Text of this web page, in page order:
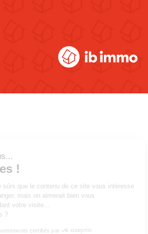
Salut c'est nous...
les Cookies !
On a attendu d'être sûrs que le contenu de ce site
avant de vous déranger, mais on aimerait bien vous
accompagner pendant votre visite...
C'est OK pour vous ?
Consentements certifiés par